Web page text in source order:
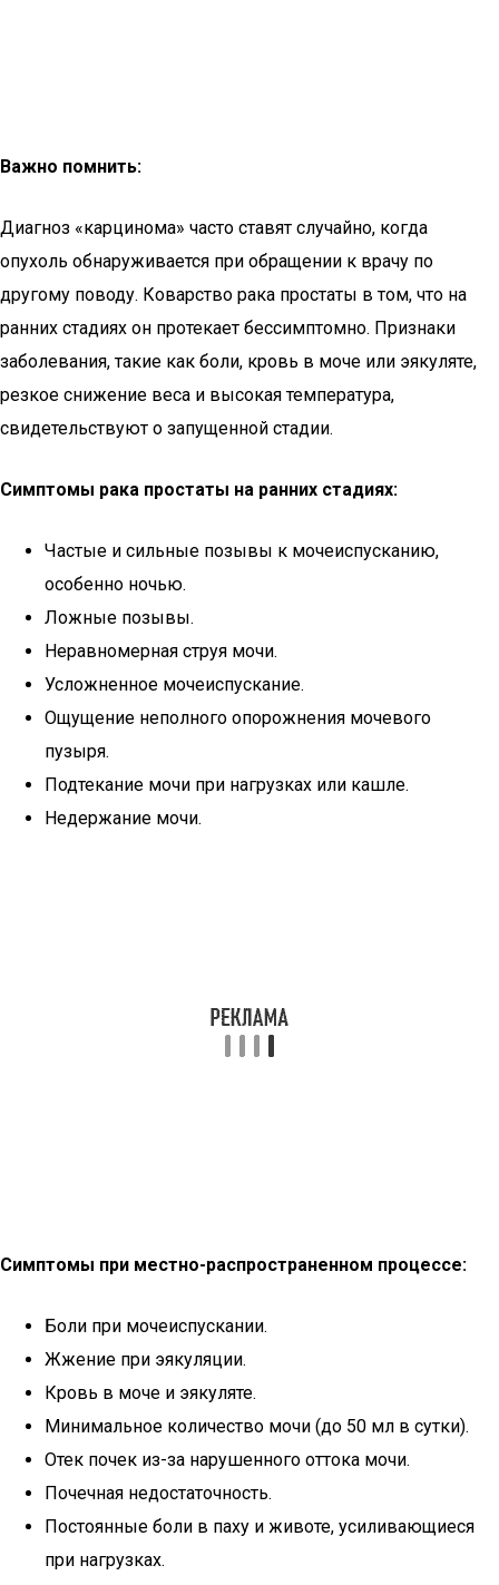
Важно помнить:
Диагноз «карцинома» часто ставят случайно, когда
опухоль обнаруживается при обращении к врачу по
другому поводу. Коварство рака простаты в том, что на
ранних стадиях он протекает бессимптомно. Признаки
заболевания, такие как боли, кровь в моче или эякуляте,
резкое снижение веса и высокая температура,
свидетельствуют о запущенной стадии.
Симптомы рака простаты на ранних стадиях:
Частые и сильные позывы к мочеиспусканию,
особенно ночью.
Ложные позывы.
Неравномерная струя мочи.
Усложненное мочеиспускание.
Ощущение неполного опорожнения мочевого
пузыря.
Подтекание мочи при нагрузках или кашле.
Недержание мочи.
Симптомы при местно-распространенном процессе:
Боли при мочеиспускании.
Жжение при эякуляции.
Кровь в моче и эякуляте.
Минимальное количество мочи (до 50 мл в сутки).
Отек почек из-за нарушенного оттока мочи.
Почечная недостаточность.
Постоянные боли в паху и животе, усиливающиеся
при нагрузках.